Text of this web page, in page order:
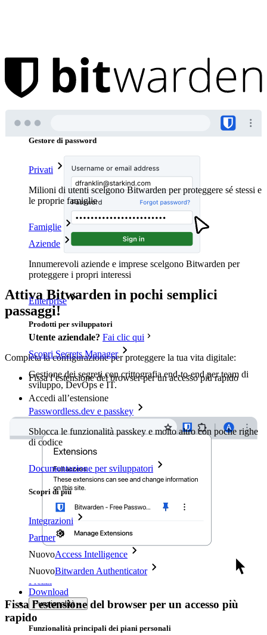
Gestore di password
Privati
Milioni di utenti scelgono Bitwarden per proteggere sé stessi e
le proprie famiglie
Famiglie
Aziende
Innumerevoli aziende e imprese scelgono Bitwarden per
proteggere i propri interessi
Enterprise
Prodotti per sviluppatori
Scopri Secrets Manager
Gestione dei segreti con crittografia end-to-end per team di
sviluppo, DevOps e IT.
Passwordless.dev e passkey
Sblocca le funzionalità passkey e molto altro con poche righe
di codice
Documentazione per sviluppatori
Scopri di più
Integrazioni
Partner
NuovoAccess Intelligence
NuovoBitwarden Authenticator
Prezzi
Download
Funzionalità
Funzionalità principali dei piani personali
Attiva Bitwarden in pochi semplici
passaggi!
Utente aziendale? Fai clic qui 
Completa la configurazione per proteggere la tua vita digitale:
Fissa l’estensione del browser per un accesso più rapido
Accedi all’estensione
Fissa l’estensione del browser per un accesso più
rapido